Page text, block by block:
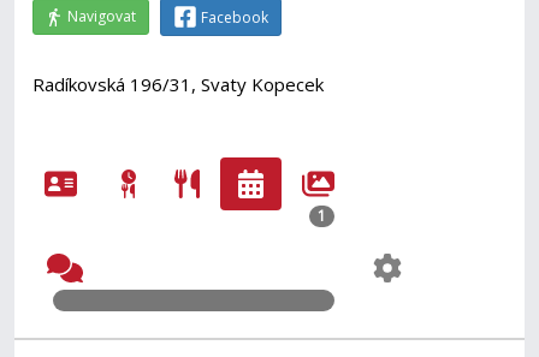
Navigovat Facebook
Radíkovská 196/31, Svaty Kopecek
1